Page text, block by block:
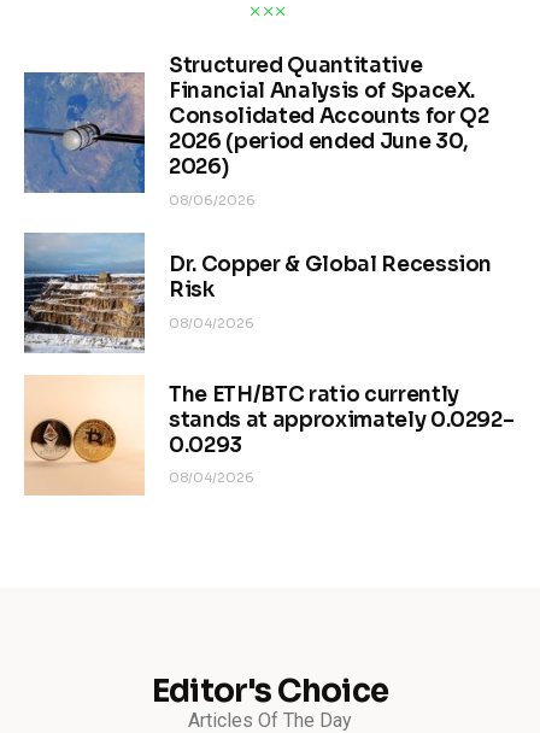
Structured Quantitative
Financial Analysis of SpaceX.
Consolidated Accounts for Q2
2026 (period ended June 30,
2026)
08/06/2026
Dr. Copper & Global Recession
Risk
08/04/2026
The ETH/BTC ratio currently
stands at approximately 0.0292–
0.0293
08/04/2026
Editor's Choice
Articles Of The Day